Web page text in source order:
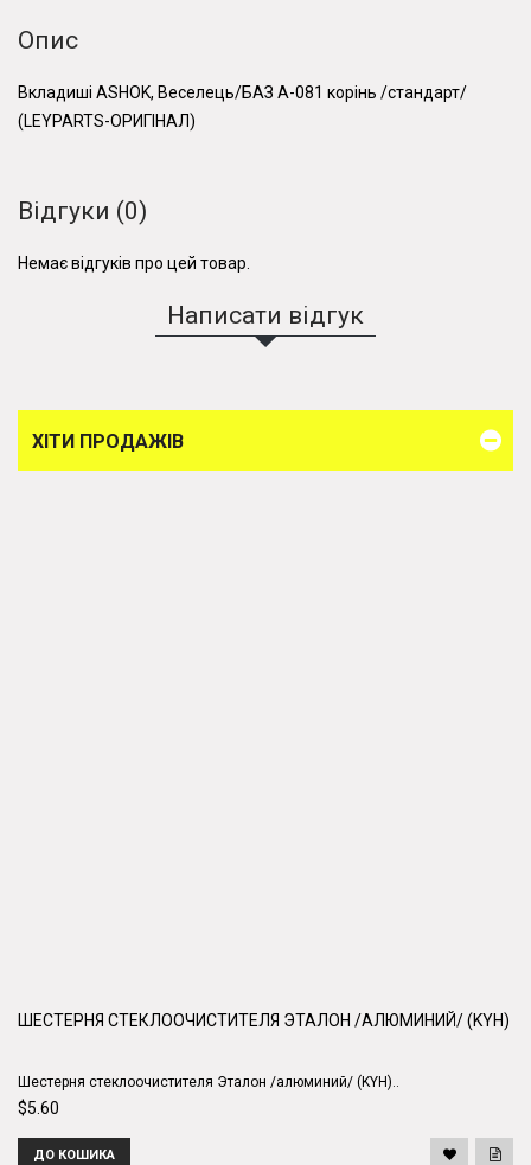
Опис
Вкладиші ASHOK, Веселець/БАЗ А-081 корінь /стандарт/
(LEYPARTS-ОРИГІНАЛ)
Відгуки (0)
Немає відгуків про цей товар.
Написати відгук
ХІТИ ПРОДАЖІВ
ШЕСТЕРНЯ СТЕКЛООЧИСТИТЕЛЯ ЭТАЛОН /АЛЮМИНИЙ/ (KYH)
Шестерня стеклоочистителя Эталон /алюминий/ (KYH)..
$5.60
ДО КОШИКА